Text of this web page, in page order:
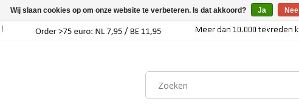
Wij slaan cookies op om onze website te verbeteren. Is dat akkoord? Ja Nee